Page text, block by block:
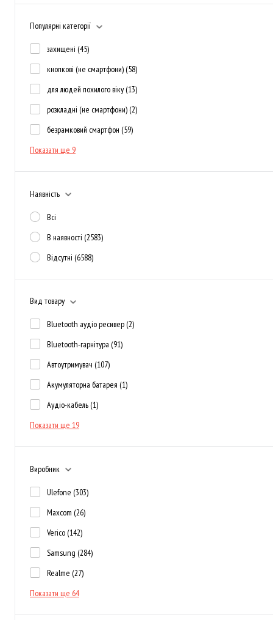
Популярні категорії
захищені (45)
кнопкові (не смартфони) (58)
для людей похилого віку (13)
розкладні (не смартфони) (2)
безрамковий смартфон (59)
Показати ще 9
Наявність
Всі
В наявності (2583)
Відсутні (6588)
Вид товару
Bluetooth аудіо ресивер (2)
Bluetooth-гарнітура (91)
Автоутримувач (107)
Акумуляторна батарея (1)
Аудіо-кабель (1)
Показати ще 19
Виробник
Ulefone (303)
Maxcom (26)
Verico (142)
Samsung (284)
Realme (27)
Показати ще 64